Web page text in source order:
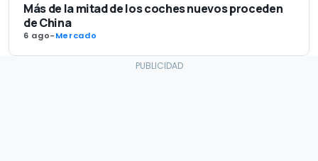
Más de la mitad de los coches nuevos proceden
de China
6 ago-Mercado